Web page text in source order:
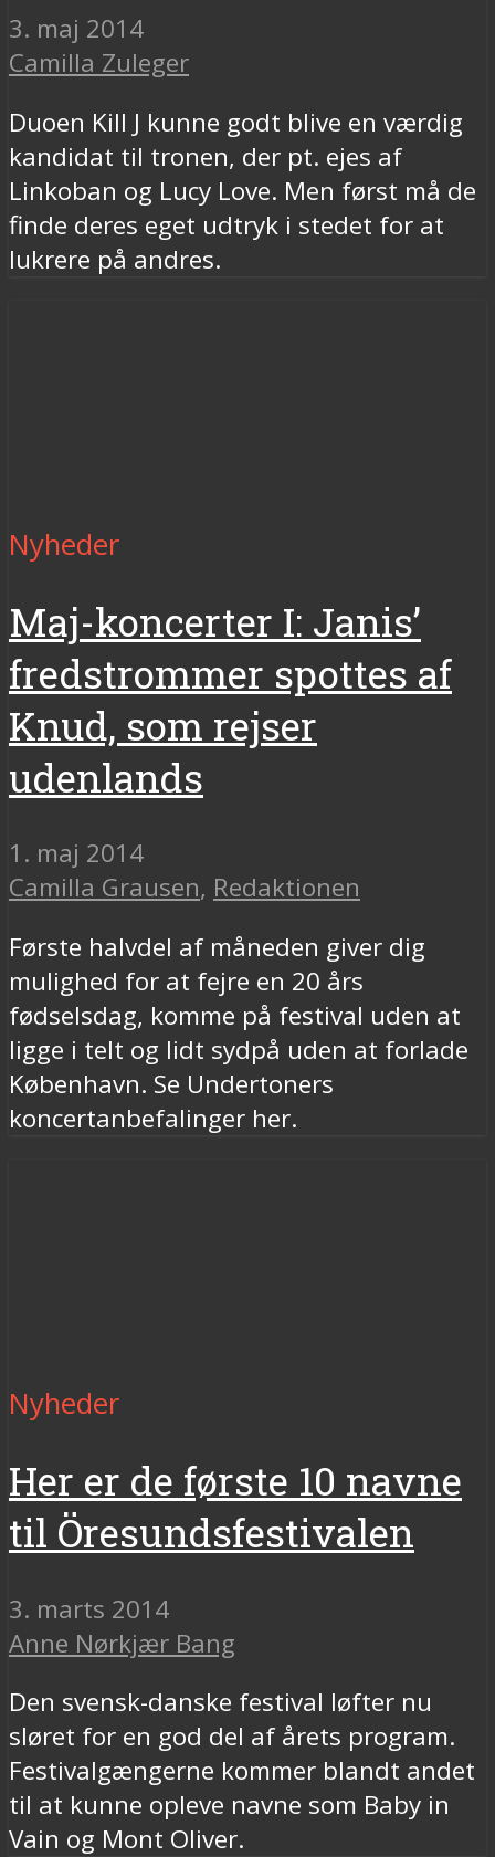
3. maj 2014
Camilla Zuleger
Duoen Kill J kunne godt blive en værdig
kandidat til tronen, der pt. ejes af
Linkoban og Lucy Love. Men først må de
finde deres eget udtryk i stedet for at
lukrere på andres.
Nyheder
Maj-koncerter I: Janis’
fredstrommer spottes af
Knud, som rejser
udenlands
1. maj 2014
Camilla Grausen, Redaktionen
Første halvdel af måneden giver dig
mulighed for at fejre en 20 års
fødselsdag, komme på festival uden at
ligge i telt og lidt sydpå uden at forlade
København. Se Undertoners
koncertanbefalinger her.
Nyheder
Her er de første 10 navne
til Öresundsfestivalen
3. marts 2014
Anne Nørkjær Bang
Den svensk-danske festival løfter nu
sløret for en god del af årets program.
Festivalgængerne kommer blandt andet
til at kunne opleve navne som Baby in
Vain og Mont Oliver.